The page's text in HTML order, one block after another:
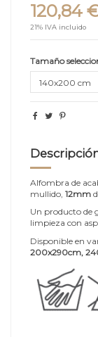
120,84
21% IVA incluido
Tamaño
Alfombra de
mullido, 12mm
Un producto de
limpieza con
Disponible en
200x290cm,